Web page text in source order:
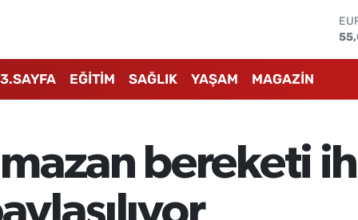
3.SAYFA EĞİTİM SAĞLIK YAŞAM MAGAZİN
bereketi